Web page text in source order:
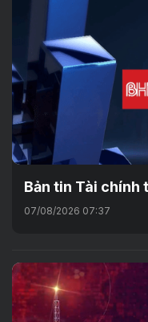
Bản tin Tài
07/08/2026 07:37